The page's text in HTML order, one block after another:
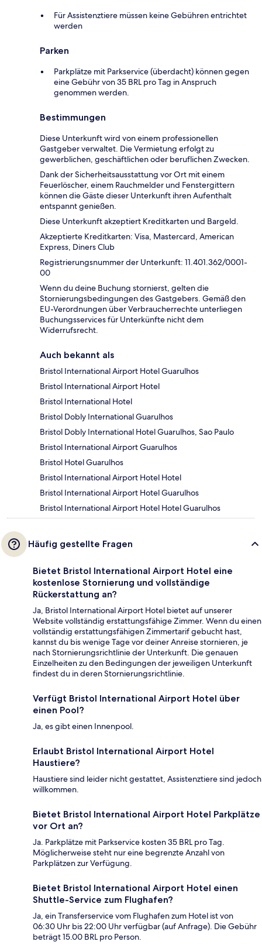
Für Assistenztiere müssen keine Gebühren entrichtet
werden
Parken
Parkplätze mit Parkservice (überdacht) können gegen
eine Gebühr von 35 BRL pro Tag in Anspruch
genommen werden.
Bestimmungen
Diese Unterkunft wird von einem professionellen
Gastgeber verwaltet. Die Vermietung erfolgt zu
gewerblichen, geschäftlichen oder beruflichen Zwecken.
Dank der Sicherheitsausstattung vor Ort mit einem
Feuerlöscher, einem Rauchmelder und Fenstergittern
können die Gäste dieser Unterkunft ihren Aufenthalt
entspannt genießen.
Diese Unterkunft akzeptiert Kreditkarten und Bargeld.
Akzeptierte Kreditkarten: Visa, Mastercard, American
Express, Diners Club
Registrierungsnummer der Unterkunft: 11.401.362/0001-
00
Wenn du deine Buchung stornierst, gelten die
Stornierungsbedingungen des Gastgebers. Gemäß den
EU-Verordnungen über Verbraucherrechte unterliegen
Buchungsservices für Unterkünfte nicht dem
Widerrufsrecht.
Auch bekannt als
Bristol International Airport Hotel Guarulhos
Bristol International Airport Hotel
Bristol International Hotel
Bristol Dobly International Guarulhos
Bristol Dobly International Hotel Guarulhos, Sao Paulo
Bristol International Airport Guarulhos
Bristol Hotel Guarulhos
Bristol International Airport Hotel Hotel
Bristol International Airport Hotel Guarulhos
Bristol International Airport Hotel Hotel Guarulhos
Häufig gestellte Fragen
Bietet Bristol International Airport Hotel eine
kostenlose Stornierung und vollständige
Rückerstattung an?
Ja, Bristol International Airport Hotel bietet auf unserer
Website vollständig erstattungsfähige Zimmer. Wenn du einen
vollständig erstattungsfähigen Zimmertarif gebucht hast,
kannst du bis wenige Tage vor deiner Anreise stornieren, je
nach Stornierungsrichtlinie der Unterkunft. Die genauen
Einzelheiten zu den Bedingungen der jeweiligen Unterkunft
findest du in deren Stornierungsrichtlinie.
Verfügt Bristol International Airport Hotel über
einen Pool?
Ja, es gibt einen Innenpool.
Erlaubt Bristol International Airport Hotel
Haustiere?
Haustiere sind leider nicht gestattet, Assistenztiere sind jedoch
willkommen.
Bietet Bristol International Airport Hotel Parkplätze
vor Ort an?
Ja. Parkplätze mit Parkservice kosten 35 BRL pro Tag.
Möglicherweise steht nur eine begrenzte Anzahl von
Parkplätzen zur Verfügung.
Bietet Bristol International Airport Hotel einen
Shuttle-Service zum Flughafen?
Ja, ein Transferservice vom Flughafen zum Hotel ist von
06:30 Uhr bis 22:00 Uhr verfügbar (auf Anfrage). Die Gebühr
beträgt 15.00 BRL pro Person.